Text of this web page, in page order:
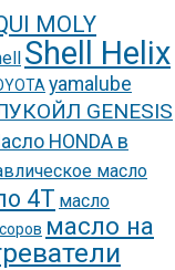
MOLY
Shell Helix
yamalube
GENESIS
HONDA в
масло
4Т масло
масло на